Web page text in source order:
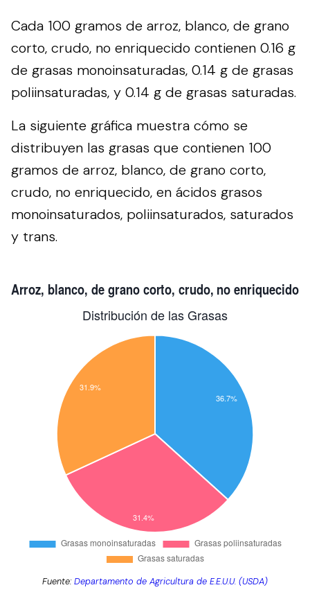
Cada 100 gramos de arroz, blanco, de grano
corto, crudo, no enriquecido contienen 0.16 g
de grasas monoinsaturadas, 0.14 g de grasas
poliinsaturadas, y 0.14 g de grasas saturadas.
La siguiente gráfica muestra cómo se
distribuyen las grasas que contienen 100
gramos de arroz, blanco, de grano corto,
crudo, no enriquecido, en ácidos grasos
monoinsaturados, poliinsaturados, saturados
y trans.
Fuente:Departamento de Agricultura de E.E.U.U. (USDA)